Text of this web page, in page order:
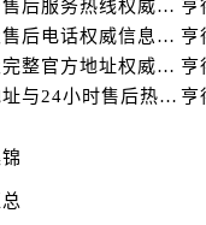
路售后服务中心（需
路售后服务中心（需
街售后服务中心（需
路售后服务中心（需
大街售后服务中心（
亨得利官方名表服务中心｜网点地址与售后服务热线权威信息声明（2026年7月更新）
亨得利官方钟表服务中心｜最新地址及售后电话权威信息公告（2026年7月最新）
亨得利官方钟表服务中心｜服务电话及完整官方地址权威信息声明（2026年7月最新）
亨得利官方钟表服务中心｜最新网点地址与24小时售后热线权威信息通告（2026年7月最新）